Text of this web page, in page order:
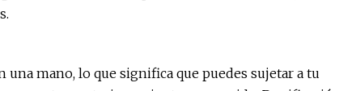
mano, lo que significa que puedes sujetar a tu